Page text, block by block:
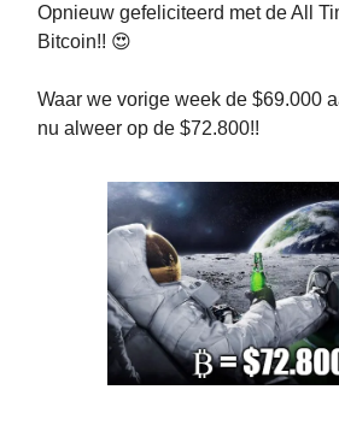
Opnieuw gefeliciteerd met de All
Bitcoin!! 😍
Waar we vorige week de $69.000
nu alweer op de $72.800!!